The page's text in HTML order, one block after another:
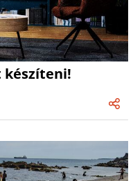
készíteni!